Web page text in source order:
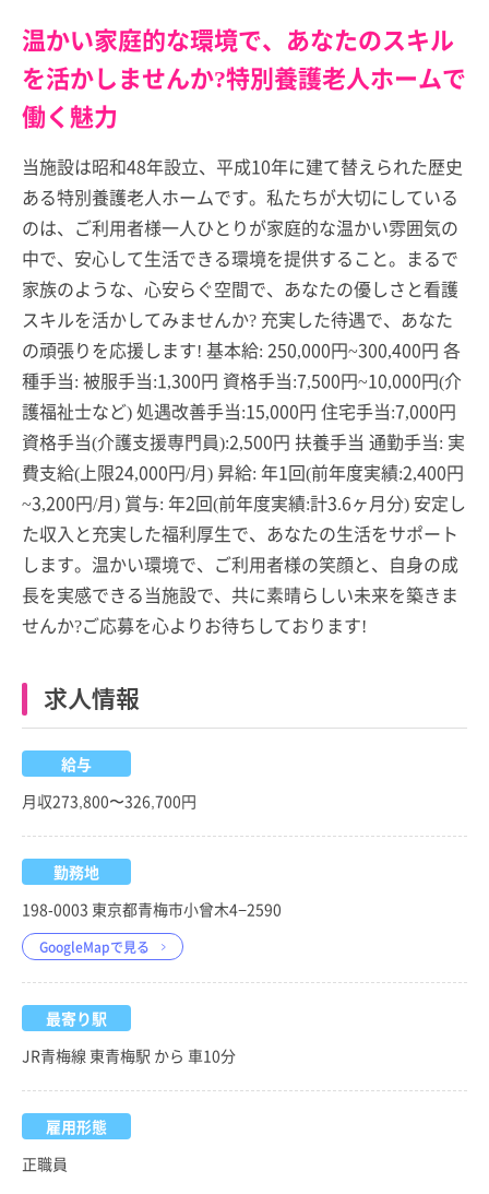
温かい家庭的な環境で、あなたのスキル
を活かしませんか?特別養護老人ホームで
働く魅力
当施設は昭和48年設立、平成10年に建て替えられた歴史
ある特別養護老人ホームです。私たちが大切にしている
のは、ご利用者様一人ひとりが家庭的な温かい雰囲気の
中で、安心して生活できる環境を提供すること。まるで
家族のような、心安らぐ空間で、あなたの優しさと看護
スキルを活かしてみませんか? 充実した待遇で、あなた
の頑張りを応援します! 基本給: 250,000円~300,400円 各
種手当: 被服手当:1,300円 資格手当:7,500円~10,000円(介
護福祉士など) 処遇改善手当:15,000円 住宅手当:7,000円
資格手当(介護支援専門員):2,500円 扶養手当 通勤手当: 実
費支給(上限24,000円/月) 昇給: 年1回(前年度実績:2,400円
~3,200円/月) 賞与: 年2回(前年度実績:計3.6ヶ月分) 安定し
た収入と充実した福利厚生で、あなたの生活をサポート
します。温かい環境で、ご利用者様の笑顔と、自身の成
長を実感できる当施設で、共に素晴らしい未来を築きま
せんか?ご応募を心よりお待ちしております!
求人情報
給与
月収273,800〜326,700円
勤務地
198-0003 東京都青梅市小曾木4−2590
GoogleMapで見る
最寄り駅
JR青梅線 東青梅駅 から 車10分
雇用形態
正職員